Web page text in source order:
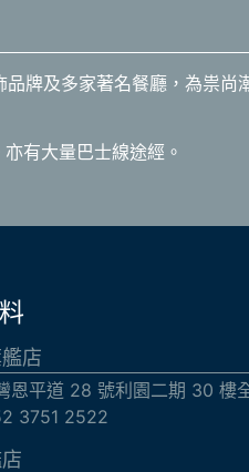
牌及多家著名餐廳，為祟尚
有大量巴士線途經。
店
恩平道 28 號利園二期 30 樓
3751 2522